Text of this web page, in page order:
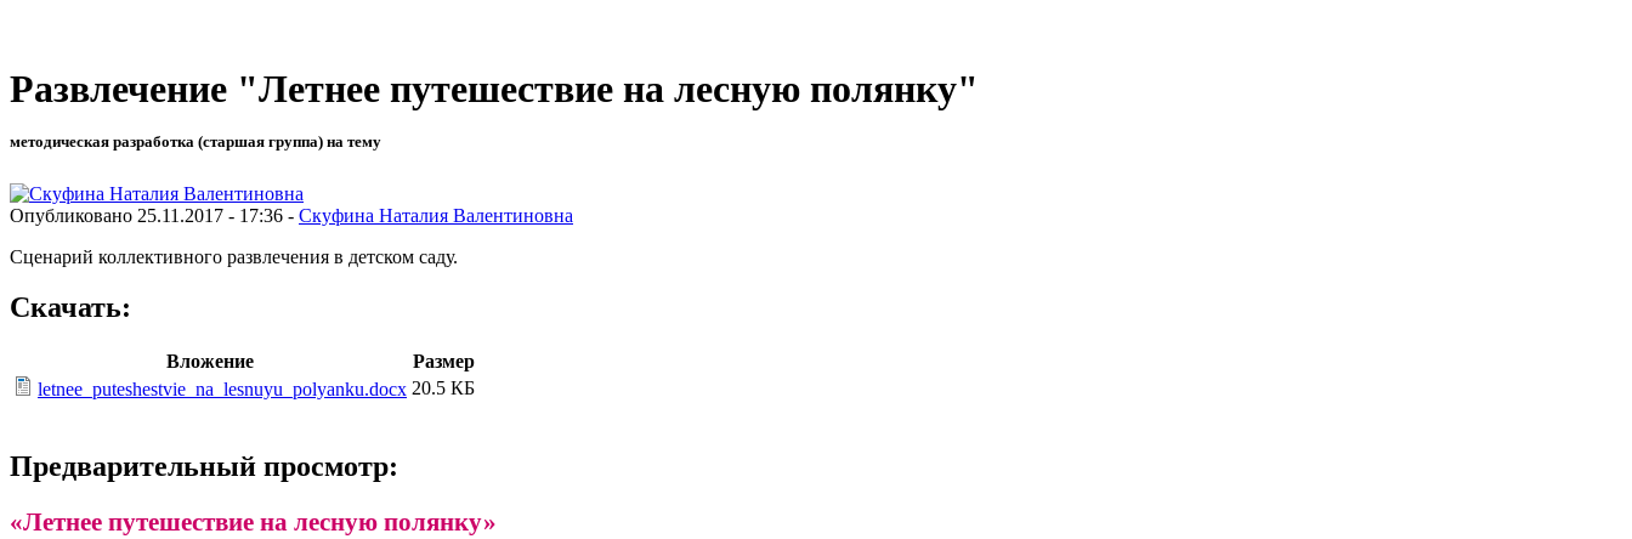
Развлечение "Летнее путешествие на лесную полянку"
методическая разработка (старшая группа) на тему
Опубликовано 25.11.2017 - 17:36 - Скуфина Наталия Валентиновна
Сценарий коллективного развлечения в детском саду.
Скачать:
Вложение
Размер
letnee_puteshestvie_na_lesnuyu_polyanku.docx 20.5 КБ
Предварительный просмотр:
«Летнее путешествие на лесную полянку»